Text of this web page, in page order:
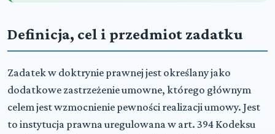
Definicja, cel i przedmiot zadatku
Zadatek w doktrynie prawnej jest określany jako
dodatkowe zastrzeżenie umowne, którego głównym
celem jest wzmocnienie pewności realizacji umowy. Jest
to instytucja prawna uregulowana w art. 394 Kodeksu